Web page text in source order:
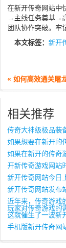
在新开传奇网站中
→主线任务奠基→
团队协作突破。牢
本文标签： 新开
« 如何高效通关屠
相关推荐
传奇大神级极品装
如果想要在新开的
如果在新开的传奇
开新传奇游戏网站
新开传奇网站今日
新开传奇网站发布
近年来，传奇游戏
玩家对传奇游戏的
这就催生了一波新
手机版新开传奇